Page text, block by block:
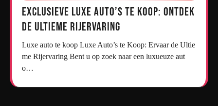
Exclusieve Luxe Auto’s te Koop: Ontdek
de Ultieme Rijervaring
Luxe auto te koop Luxe Auto’s te Koop: Ervaar de Ultie
me Rijervaring Bent u op zoek naar een luxueuze aut
o…